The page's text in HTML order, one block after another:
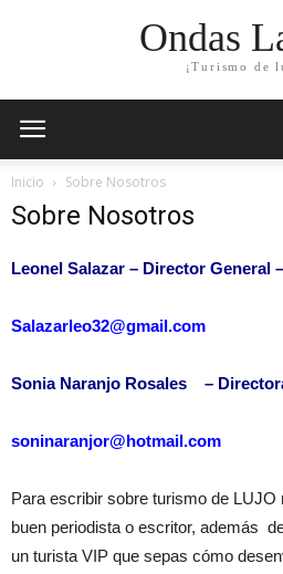
Ondas
¡Turismo de
Inicio Sobre Nosotros
Sobre Nosotros
Leonel Salazar – Director General
Salazarleo32@gmail.com
Sonia Naranjo Rosales –
soninaranjor@hotmail.com
Para escribir sobre turismo de LUJO
buen periodista o escritor, además
un turista VIP que sepas cómo